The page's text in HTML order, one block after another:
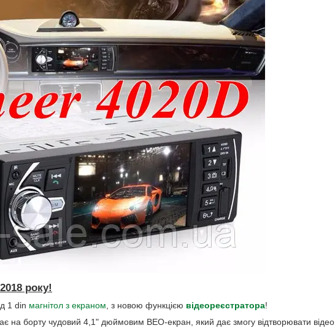
року!
1 din магнітол з екраном, з новою функцією відеореєстратора!
на борту чудовий 4,1" дюймовим ВЕО-екран, який дає змогу відтворювати відео